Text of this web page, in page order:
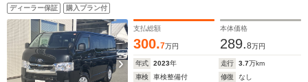
ディーラー保証 購入プラン付
支払総額
300.7万円
本体価格
289.8万円
年式 2023年 走行 3.7万km
車検
車検整備付 修復
なし